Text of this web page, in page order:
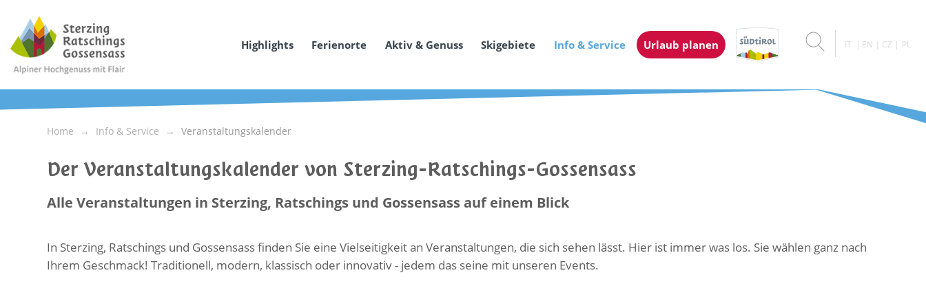
Highlights Ferienorte Aktiv & Genuss Skigebiete Info & Service Urlaub planen IT EN CZ PL
Home Info & Service Veranstaltungskalender
Der Veranstaltungskalender von Sterzing-Ratschings-Gossensass
Alle Veranstaltungen in Sterzing, Ratschings und Gossensass auf einem Blick
In Sterzing, Ratschings und Gossensass finden Sie eine Vielseitigkeit an Veranstaltungen, die sich sehen lässt. Hier ist immer was los. Sie wählen ganz nach
Ihrem Geschmack! Traditionell, modern, klassisch oder innovativ - jedem das seine mit unseren Events.